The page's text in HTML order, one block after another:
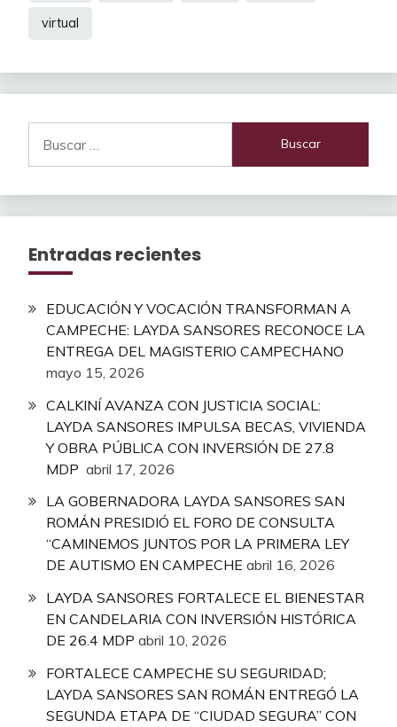
virtual
Entradas recientes
EDUCACIÓN Y VOCACIÓN TRANSFORMAN A
CAMPECHE: LAYDA SANSORES RECONOCE LA
ENTREGA DEL MAGISTERIO CAMPECHANO
mayo 15, 2026
CALKINÍ AVANZA CON JUSTICIA SOCIAL:
LAYDA SANSORES IMPULSA BECAS, VIVIENDA
Y OBRA PÚBLICA CON INVERSIÓN DE 27.8
MDP abril 17, 2026
LA GOBERNADORA LAYDA SANSORES SAN
ROMÁN PRESIDIÓ EL FORO DE CONSULTA
“CAMINEMOS JUNTOS POR LA PRIMERA LEY
DE AUTISMO EN CAMPECHE abril 16, 2026
LAYDA SANSORES FORTALECE EL BIENESTAR
EN CANDELARIA CON INVERSIÓN HISTÓRICA
DE 26.4 MDP abril 10, 2026
FORTALECE CAMPECHE SU SEGURIDAD;
LAYDA SANSORES SAN ROMÁN ENTREGÓ LA
SEGUNDA ETAPA DE “CIUDAD SEGURA” CON